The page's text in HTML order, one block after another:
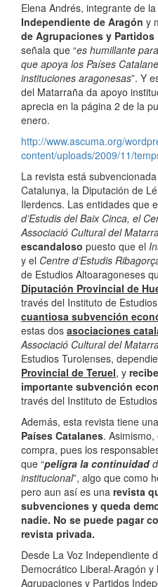
Elena Andrés, integrante de
Independiente de Aragón y
de Agrupaciones y
señala que “es humillante
que apoya los Países
instituciones aragonesas”. Y
del Matarraña da apoyo
aprecia en la página 2 de la
enero.
http://www.ascuma.org/
content/uploads/2009/11/
La revista está
Catalunya, la Diputación de
Ilerdencs. Las entidades que
d’Estudis del Baix Cinca, el
Associació Cultural del
escandaloso puesto que el
y el Centre d’Estudis
de Estudios Altoaragoneses
Diputación Provincial de
través del Instituto de
cuantiosa subvención
estas dos asociaciones
Associació Cultural del
Estudios Turolenses,
Provincial de Teruel, y
importante subvención
través del Instituto de
Además, esta revista tiene una
Países Catalanes.
compra, pues los
que “peligra la continuidad
institucional”, algo que como
pero aun así es una revista
subvenciones y queda
nadie. No se puede pagar
revista privada.
Desde La Voz Independiente
Democrático Liberal-Aragón
Agrupaciones y Partidos